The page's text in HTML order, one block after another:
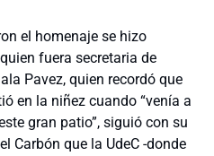
el homenaje se hizo
fuera secretaria de
Pavez, quien recordó que
en la niñez cuando “venía a
gran patio”, siguió con su
Carbón que la UdeC -donde